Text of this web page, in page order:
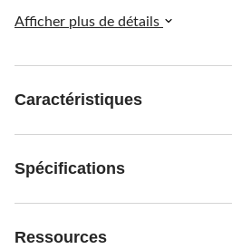
ce dont ils ont besoin pour profiter des
Afficher plus de détails
Caractéristiques
Spécifications
Ressources